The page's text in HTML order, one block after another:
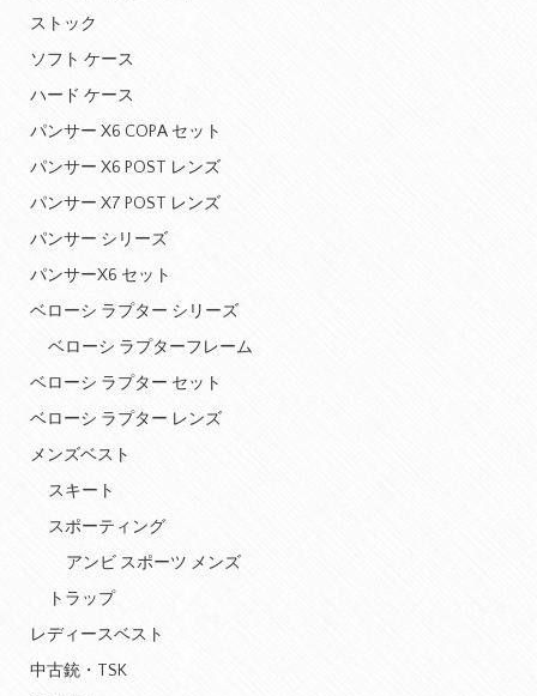
ストック
ソフト ケース
ハード ケース
パンサー X6 COPA セット
パンサー X6 POST レンズ
パンサー X7 POST レンズ
パンサー シリーズ
パンサーX6 セット
ベローシ ラプター シリーズ
ベローシ ラプターフレーム
ベローシ ラプター セット
ベローシ ラプター レンズ
メンズベスト
スキート
スポーティング
アンビ スポーツ メンズ
トラップ
レディースベスト
中古銃・TSK